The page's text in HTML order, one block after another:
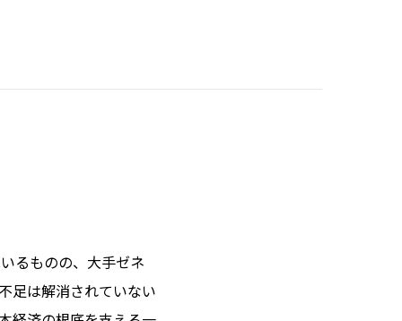
るものの、大手ゼネ
足は解消されていない